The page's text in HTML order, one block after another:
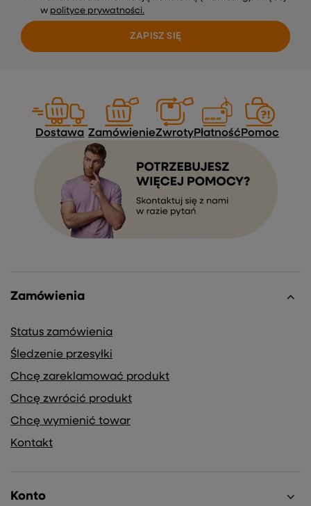
w polityce prywatności.
ZAPISZ SIĘ
Dostawa ZamówienieZwrotyPłatnośćPomoc
Zamówienia
Status zamówienia
Śledzenie przesyłki
Chcę zareklamować produkt
Chcę zwrócić produkt
Chcę wymienić towar
Kontakt
Konto